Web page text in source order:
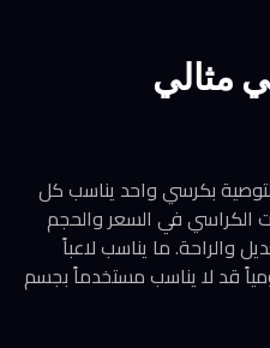
مثالي
بكرسي واحد يناسب كل
الكراسي في السعر والحجم
والراحة. ما يناسب لاعباً
12 ساعة يومياً قد لا يناسب مستخدماً بجسم